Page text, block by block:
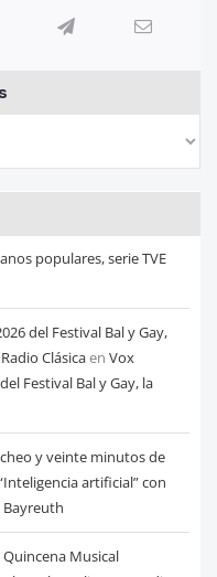
populares, serie TVE
del Festival Bal y Gay,
Clásicaen Vox
Festival Bal y Gay, la
y veinte minutos de
artificial” con
Quincena Musical